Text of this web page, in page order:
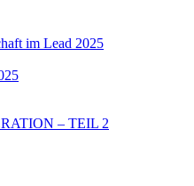
im Lead 2025
– TEIL 2